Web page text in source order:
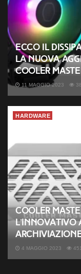
Ecco il
la nuova
Cooler
11 MAGGIO 2023
HARDWARE
Cooler
l’innovativo
archiviazione
4 MAGGIO 2023 451